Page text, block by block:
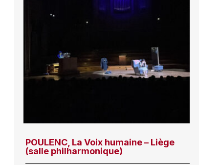
POULENC, La Voix humaine – Liège
(salle philharmonique)